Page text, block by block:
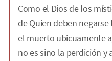
Como el Dios de los
de Quien deben
el muerto ubicuamente
no es sino la perdición y